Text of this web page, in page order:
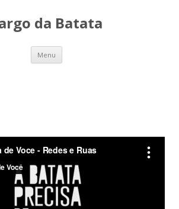
da Batata
Menu Skip
content